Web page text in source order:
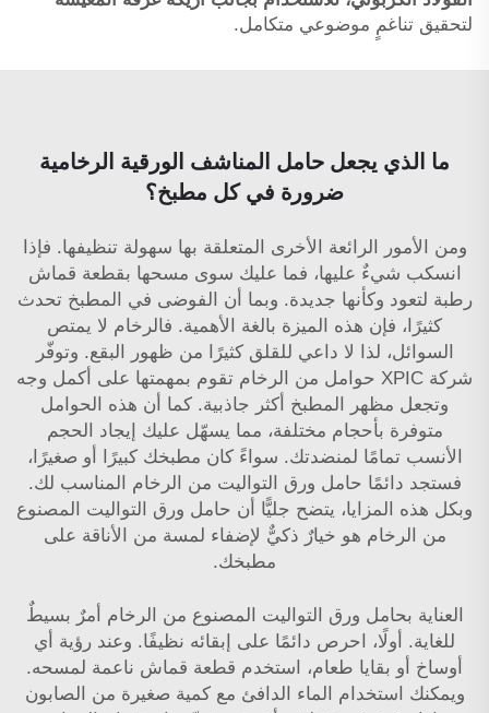
لتحقيق تناغمٍ موضوعي متكامل.
ما الذي يجعل حامل المناشف الورقية الرخامية
ضرورة في كل مطبخ؟
ومن الأمور الرائعة الأخرى المتعلقة بها سهولة تنظيفها. فإذا
انسكب شيءٌ عليها، فما عليك سوى مسحها بقطعة قماش
رطبة لتعود وكأنها جديدة. وبما أن الفوضى في المطبخ تحدث
كثيرًا، فإن هذه الميزة بالغة الأهمية. فالرخام لا يمتص
السوائل، لذا لا داعي للقلق كثيرًا من ظهور البقع. وتوفّر
شركة XPIC حوامل من الرخام تقوم بمهمتها على أكمل وجه
وتجعل مظهر المطبخ أكثر جاذبية. كما أن هذه الحوامل
متوفرة بأحجام مختلفة، مما يسهّل عليك إيجاد الحجم
الأنسب تمامًا لمنضدتك. سواءً كان مطبخك كبيرًا أو صغيرًا،
فستجد دائمًا حامل ورق التواليت من الرخام المناسب لك.
وبكل هذه المزايا، يتضح جليًّا أن حامل ورق التواليت المصنوع
من الرخام هو خيارٌ ذكيٌّ لإضفاء لمسة من الأناقة على
مطبخك.
العناية بحامل ورق التواليت المصنوع من الرخام أمرٌ بسيطٌ
للغاية. أولًا، احرص دائمًا على إبقائه نظيفًا. وعند رؤية أي
أوساخ أو بقايا طعام، استخدم قطعة قماش ناعمة لمسحه.
ويمكنك استخدام الماء الدافئ مع كمية صغيرة من الصابون